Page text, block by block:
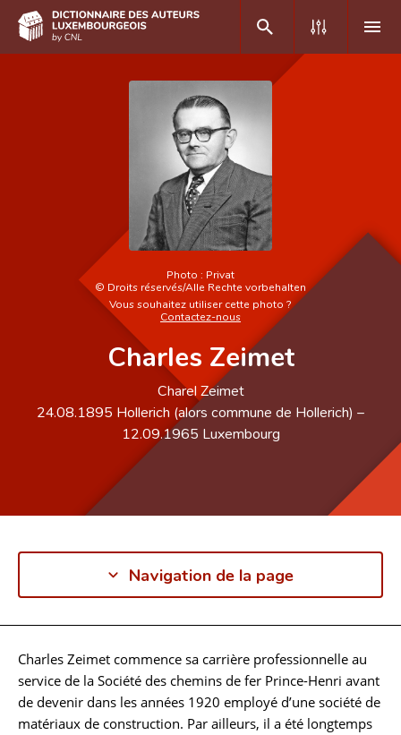
Recherche avancée
Foire aux questions
Équipe scientifique
Photo : Privat
© Droits réservés/Alle Rechte vorbehalten
Vous souhaitez utiliser cette photo ?
Contactez-nous
Charles Zeimet
Charel Zeimet
24.08.1895 Hollerich (alors commune de Hollerich) –
12.09.1965 Luxembourg
Navigation de la page
Biographie
Charles Zeimet commence sa carrière professionnelle au
service de la Société des chemins de fer Prince-Henri avant
de devenir dans les années 1920 employé d’une société de
matériaux de construction. Par ailleurs, il a été longtemps